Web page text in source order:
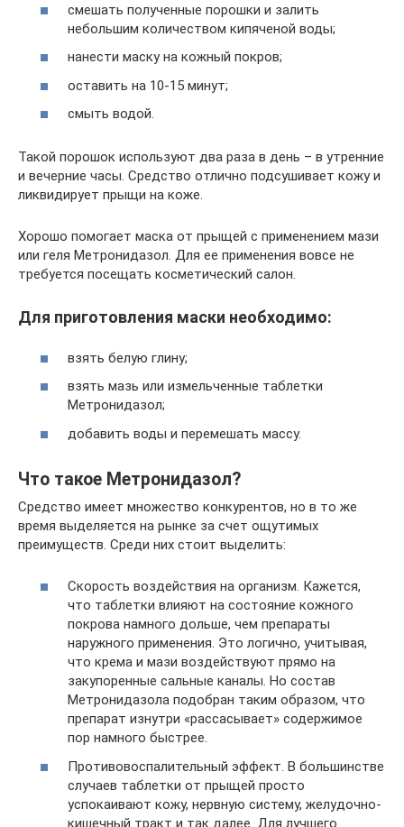
смешать полученные порошки и залить
небольшим количеством кипяченой воды;
нанести маску на кожный покров;
оставить на 10-15 минут;
смыть водой.
Такой порошок используют два раза в день – в утренние
и вечерние часы. Средство отлично подсушивает кожу и
ликвидирует прыщи на коже.
Хорошо помогает маска от прыщей с применением мази
или геля Метронидазол. Для ее применения вовсе не
требуется посещать косметический салон.
Для приготовления маски необходимо:
взять белую глину;
взять мазь или измельченные таблетки
Метронидазол;
добавить воды и перемешать массу.
Что такое Метронидазол?
Средство имеет множество конкурентов, но в то же
время выделяется на рынке за счет ощутимых
преимуществ. Среди них стоит выделить:
Скорость воздействия на организм. Кажется,
что таблетки влияют на состояние кожного
покрова намного дольше, чем препараты
наружного применения. Это логично, учитывая,
что крема и мази воздействуют прямо на
закупоренные сальные каналы. Но состав
Метронидазола подобран таким образом, что
препарат изнутри «рассасывает» содержимое
пор намного быстрее.
Противовоспалительный эффект. В большинстве
случаев таблетки от прыщей просто
успокаивают кожу, нервную систему, желудочно-
кишечный тракт и так далее. Для лучшего